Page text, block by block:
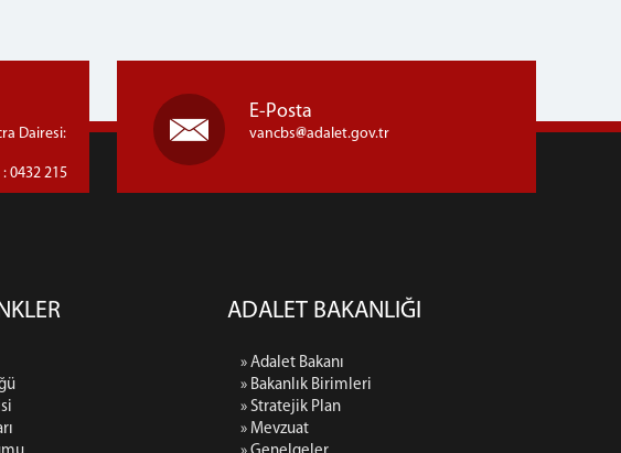
Dairesi:
0432 215
E-Posta
vancbs adalet.gov.tr
ADALET BAKANLIĞI
» Adalet Bakanı
» Bakanlık Birimleri
» Stratejik Plan
» Mevzuat